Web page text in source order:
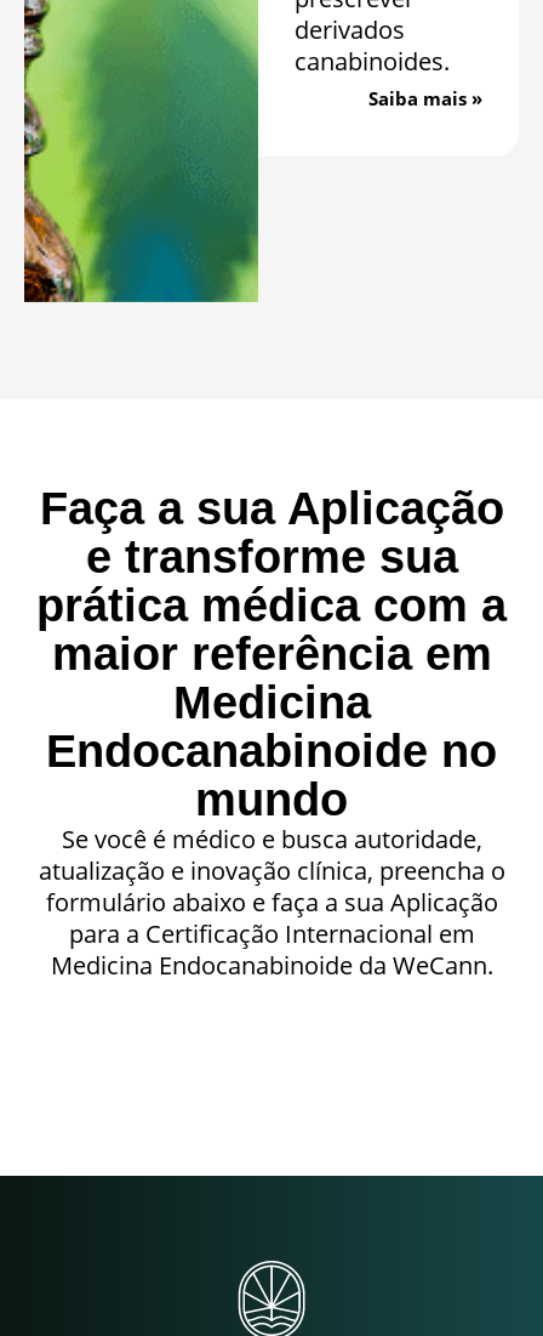
derivados
canabinoides.
Saiba mais »
Faça a sua Aplicação
e transforme sua
prática médica com a
maior referência em
Medicina
Endocanabinoide no
mundo
Se você é médico e busca autoridade,
atualização e inovação clínica, preencha o
formulário abaixo e faça a sua Aplicação
para a Certificação Internacional em
Medicina Endocanabinoide da WeCann.